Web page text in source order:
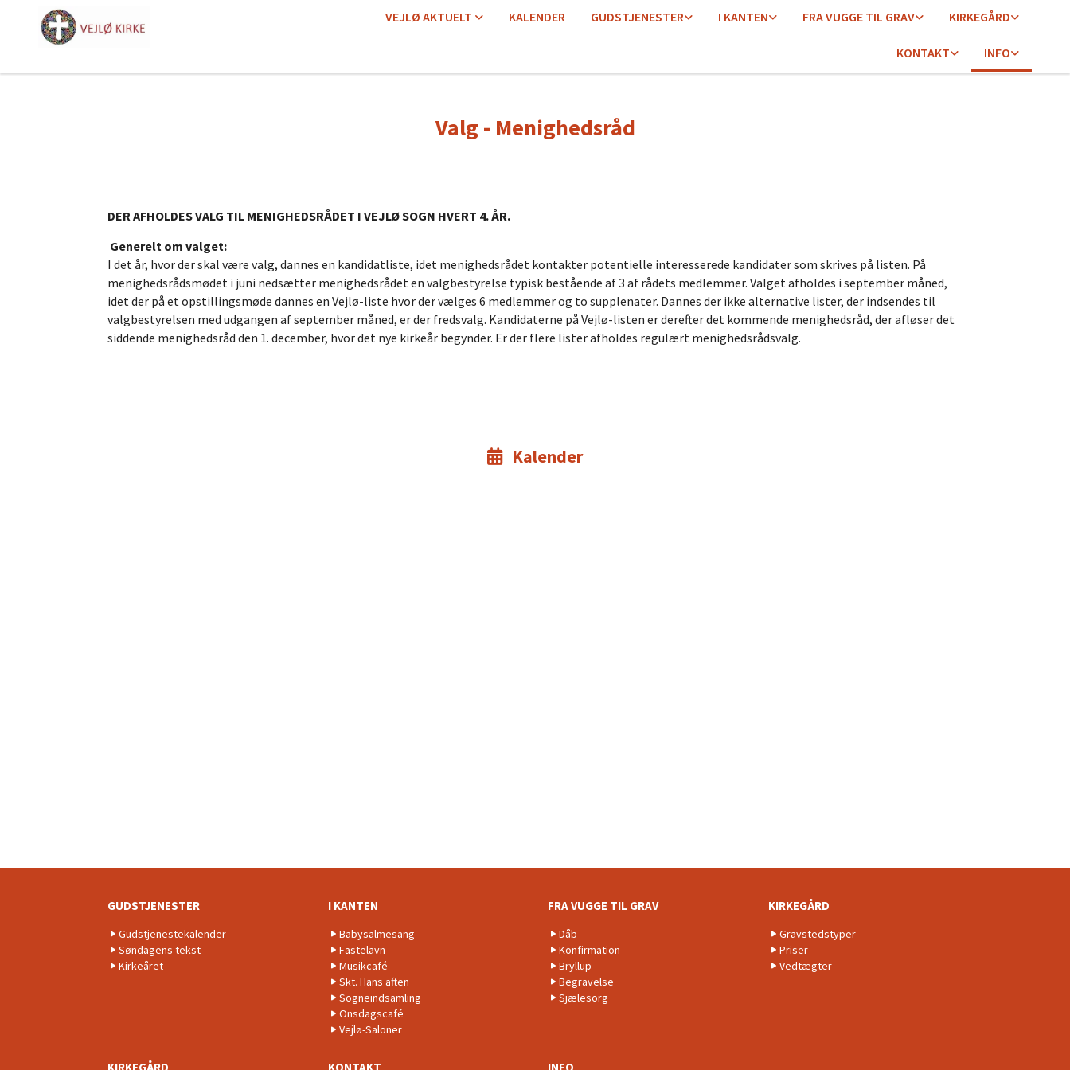
VEJLØ AKTUELT KALENDER GUDSTJENESTER I KANTEN FRA VUGGE TIL GRAV KIRKEGÅRD
KONTAKT INFO
Valg - Menighedsråd
DER AFHOLDES VALG TIL MENIGHEDSRÅDET I VEJLØ SOGN HVERT 4. ÅR.
Generelt om valget:
I det år, hvor der skal være valg, dannes en kandidatliste, idet menighedsrådet kontakter potentielle interesserede kandidater som skrives på listen. På
menighedsrådsmødet i juni nedsætter menighedsrådet en valgbestyrelse typisk bestående af 3 af rådets medlemmer. Valget afholdes i september måned,
idet der på et opstillingsmøde dannes en Vejlø-liste hvor der vælges 6 medlemmer og to supplenater. Dannes der ikke alternative lister, der indsendes til
valgbestyrelsen med udgangen af september måned, er der fredsvalg. Kandidaterne på Vejlø-listen er derefter det kommende menighedsråd, der afløser det
siddende menighedsråd den 1. december, hvor det nye kirkeår begynder. Er der flere lister afholdes regulært menighedsrådsvalg.
Kalender
GUDSTJENESTER
Gudstjenestekalender
Søndagens tekst
Kirkeåret
I KANTEN
Babysalmesang
Fastelavn
Musikcafé
Skt. Hans aften
Sogneindsamling
Onsdagscafé
Vejlø-Saloner
FRA VUGGE TIL GRAV
Dåb
Konfirmation
Bryllup
Begravelse
Sjælesorg
KIRKEGÅRD
Gravstedstyper
Priser
Vedtægter